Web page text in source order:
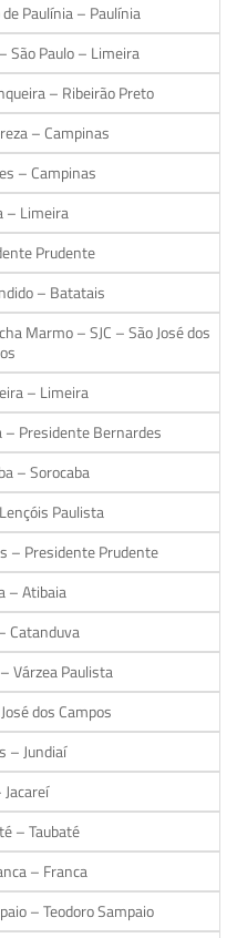
Paulínia – Paulínia
São Paulo – Limeira
– Ribeirão Preto
– Campinas
– Campinas
– Limeira
Prudente
– Batatais
Marmo – SJC – São José dos
– Limeira
– Presidente Bernardes
– Sorocaba
Paulista
– Presidente Prudente
– Atibaia
Catanduva
Várzea Paulista
dos Campos
– Jundiaí
– Taubaté
– Franca
– Teodoro Sampaio